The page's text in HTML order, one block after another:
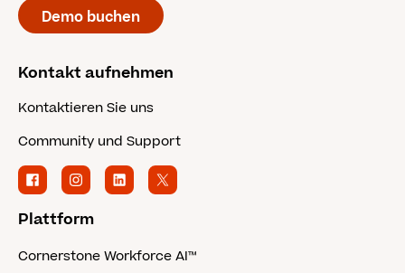
Demo buchen
Kontakt aufnehmen
Kontaktieren Sie uns
Community und Support
Plattform
Cornerstone Workforce AI™